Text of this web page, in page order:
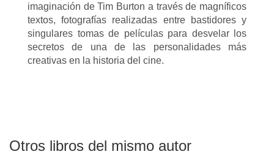
imaginación de Tim Burton a través de magníficos
textos, fotografías realizadas entre bastidores y
singulares tomas de películas para desvelar los
secretos de una de las personalidades más
creativas en la historia del cine.
Otros libros del mismo autor